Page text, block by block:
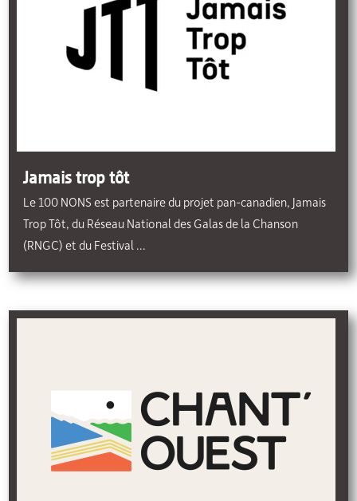
Jamais trop tôt
Le 100 NONS est partenaire du projet pan-canadien, Jamais
Trop Tôt, du Réseau National des Galas de la Chanson
(RNGC) et du Festival ...